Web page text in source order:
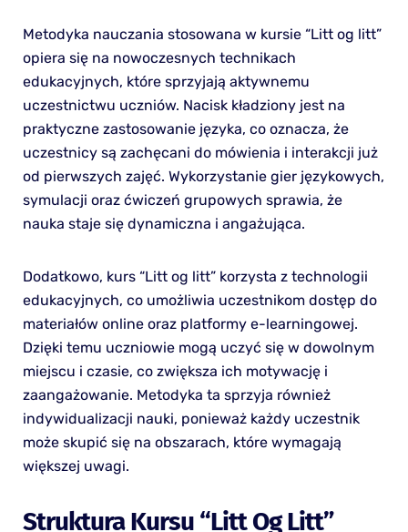
Metodyka nauczania stosowana w kursie “Litt og litt”
opiera się na nowoczesnych technikach
edukacyjnych, które sprzyjają aktywnemu
uczestnictwu uczniów. Nacisk kładziony jest na
praktyczne zastosowanie języka, co oznacza, że
uczestnicy są zachęcani do mówienia i interakcji już
od pierwszych zajęć. Wykorzystanie gier językowych,
symulacji oraz ćwiczeń grupowych sprawia, że
nauka staje się dynamiczna i angażująca.
Dodatkowo, kurs “Litt og litt” korzysta z technologii
edukacyjnych, co umożliwia uczestnikom dostęp do
materiałów online oraz platformy e-learningowej.
Dzięki temu uczniowie mogą uczyć się w dowolnym
miejscu i czasie, co zwiększa ich motywację i
zaangażowanie. Metodyka ta sprzyja również
indywidualizacji nauki, ponieważ każdy uczestnik
może skupić się na obszarach, które wymagają
większej uwagi.
Struktura Kursu “Litt Og Litt”